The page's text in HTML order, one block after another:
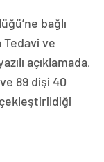
bağlı
Tedavi ve
açıklamada,
89 dişi 40